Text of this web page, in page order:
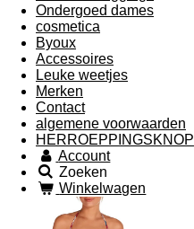
Ondergoed dames
cosmetica
Byoux
Accessoires
Leuke weetjes
Merken
Contact
algemene voorwaarden
HERROEPPINGSKNOP
Account
Zoeken
Winkelwagen